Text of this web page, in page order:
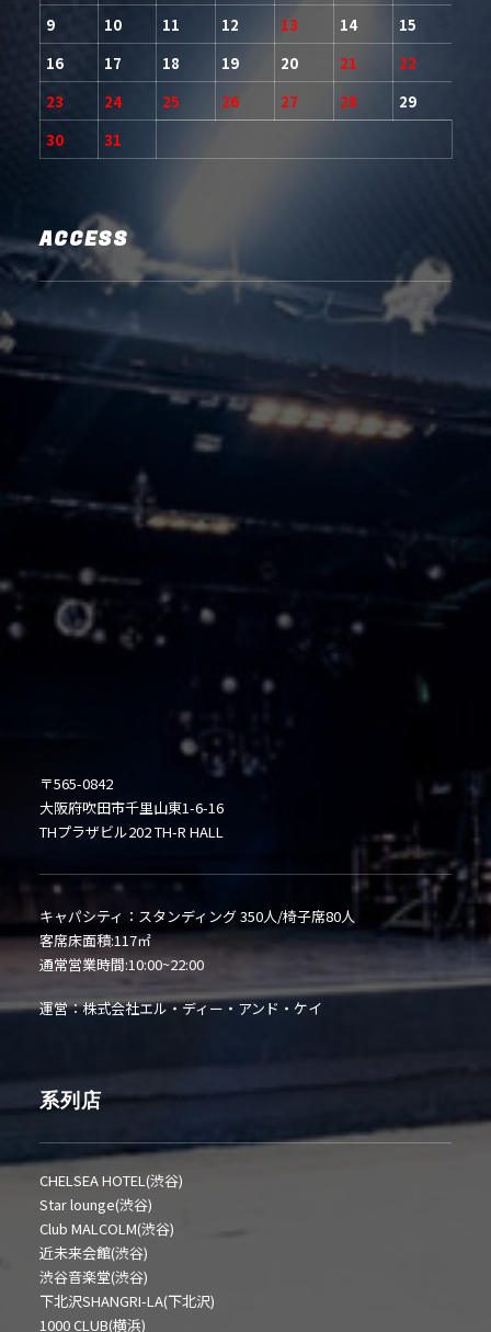
9
10 11 12 13 14
15
16
17 18 19 20 21
22
23
24 25 26 27 28
29
30
31
ACCESS
〒565-0842
大阪府吹田市千里山東1-6-16
THプラザビル202 TH-R HALL
キャパシティ：スタンディング 350人/椅子席80人
客席床面積:117㎡
通常営業時間:10:00~22:00
運営：株式会社エル・ディー・アンド・ケイ
系列店
CHELSEA HOTEL(渋谷)
Star lounge(渋谷)
Club MALCOLM(渋谷)
近未来会館(渋谷)
渋谷音楽堂(渋谷)
下北沢SHANGRI-LA(下北沢)
1000 CLUB(横浜)